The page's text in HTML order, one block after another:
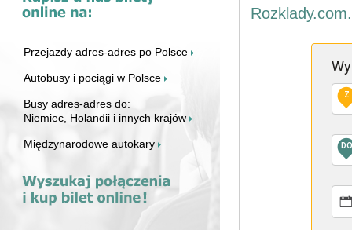
Przejazdy adres-adres po Polsce
Autobusy i pociągi w Polsce
Busy adres-adres do:
Niemiec, Holandii i innych krajów
Międzynarodowe autokary
Z
DO